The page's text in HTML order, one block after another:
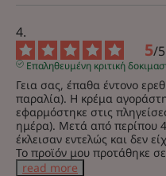
5/5
Επαληθευμένη κριτική
Γεια σας, έπαθα έντονο
παραλία). Η κρέμα
εφαρμόστηκε στις
ημέρα). Μετά από περίπου 4
έκλεισαν εντελώς και δεν
Το προϊόν μου προτάθηκε
read more